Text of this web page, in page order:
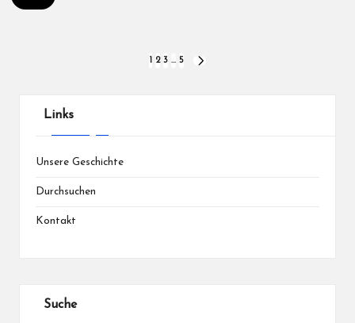
2 3 … 5
Links
Unsere Geschichte
Durchsuchen
Kontakt
Suche